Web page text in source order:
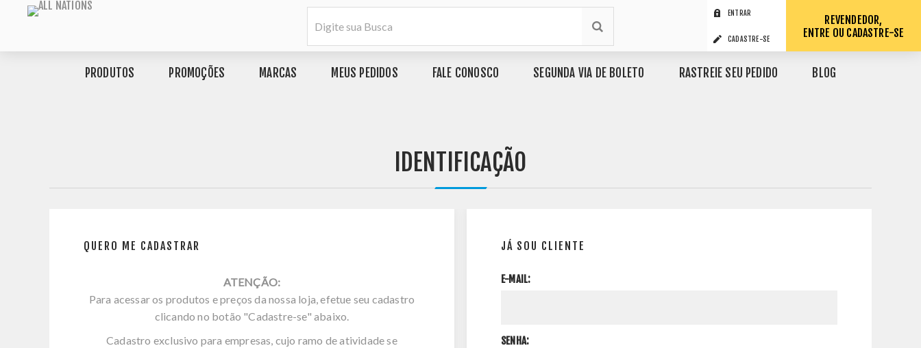
ENTRAR
CADASTRE-SE
REVENDEDOR,
ENTRE OU CADASTRE-SE
PRODUTOS PROMOÇÕES MARCAS MEUS PEDIDOS FALE CONOSCO SEGUNDA VIA DE BOLETO RASTREIE SEU PEDIDO BLOG
IDENTIFICAÇÃO
QUERO ME CADASTRAR
ATENÇÃO:
Para acessar os produtos e preços da nossa loja, efetue seu cadastro
clicando no botão "Cadastre-se" abaixo.
Cadastro exclusivo para empresas, cujo ramo de atividade se
JÁ SOU CLIENTE
E-MAIL:
SENHA: